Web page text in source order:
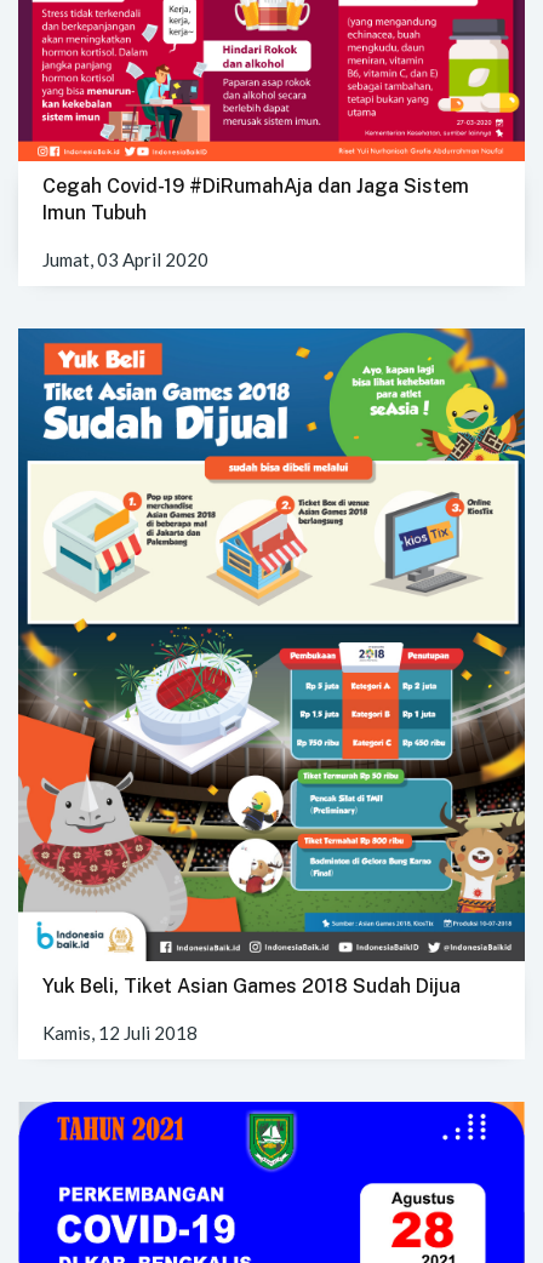
Cegah Covid-19 #DiRumahAja dan Jaga Sistem
Imun Tubuh
Jumat, 03 April 2020
Yuk Beli, Tiket Asian Games 2018 Sudah Dijua
Kamis, 12 Juli 2018